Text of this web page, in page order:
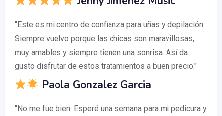
"Este es mi centro de confianza para uñas y depilación.
Siempre vuelvo porque las chicas son maravillosas,
muy amables y siempre tienen una sonrisa. Así da
gusto disfrutar de estos tratamientos a buen precio."
Paola Gonzalez Garcia
"No me fue bien. Esperé una semana para mi pedicura y